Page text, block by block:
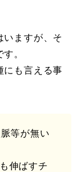
いますが、そ
。
にも言える事
等が無い
伸ばすチ